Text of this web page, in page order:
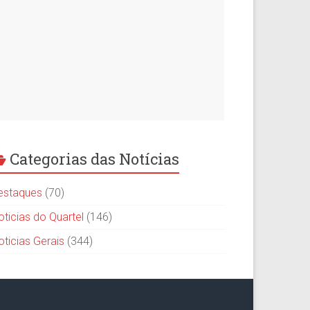
Categorias das Notícias
(70)
do Quartel (146)
Gerais (344)